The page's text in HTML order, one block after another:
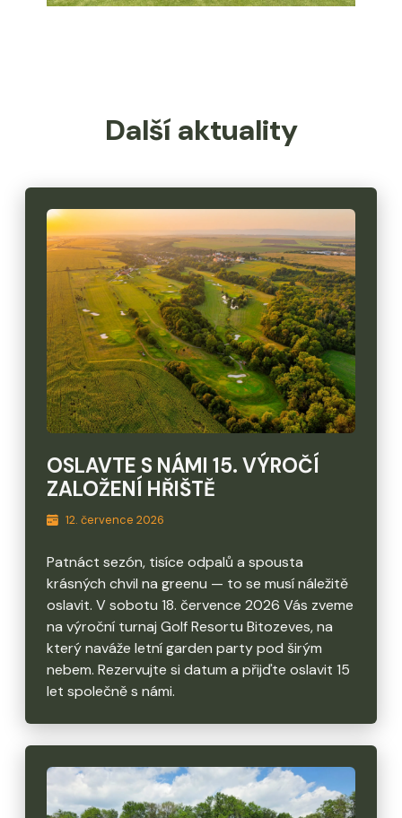
Další aktuality
OSLAVTE S NÁMI 15. VÝROČÍ
ZALOŽENÍ HŘIŠTĚ
12. července 2026
Patnáct sezón, tisíce odpalů a spousta
krásných chvil na greenu — to se musí náležitě
oslavit. V sobotu 18. července 2026 Vás zveme
na výroční turnaj Golf Resortu Bitozeves, na
který naváže letní garden party pod širým
nebem. Rezervujte si datum a přijďte oslavit 15
let společně s námi.